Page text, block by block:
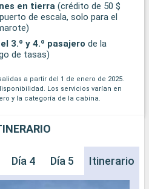
en tierra (crédito de 50 $
de escala, solo para el
3.º y 4.º pasajero de la
de tasas)
a partir del 1 de enero de 2025.
Los servicios varían en
y la categoría de la cabina.
Día 4 Día 5 Día 6 Día
Itinerario